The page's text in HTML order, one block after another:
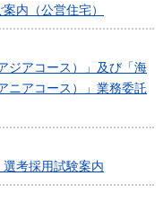
内（公営住宅）
ジアコース）」及び「海
ニアコース）」業務委託
考採用試験案内